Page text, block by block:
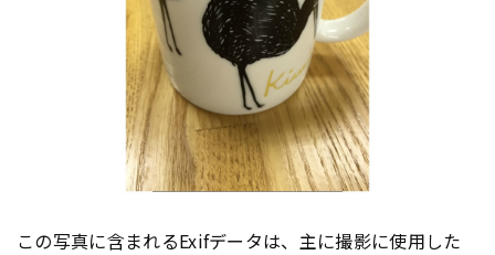
この写真に含まれるExifデータは、主に撮影に使用した